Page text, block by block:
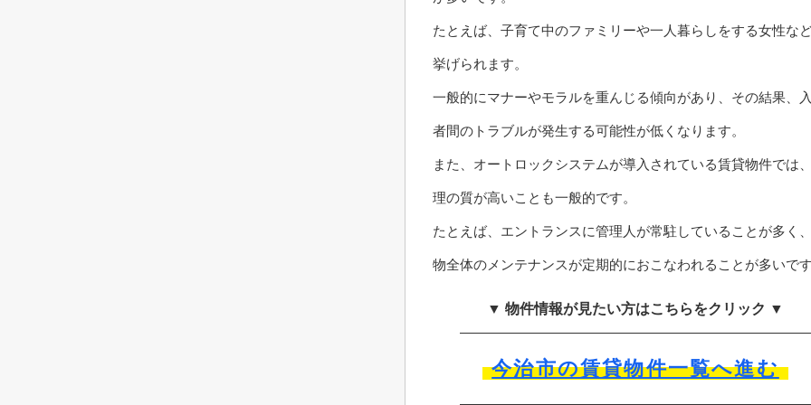
たとえば、子育て中のファミリーや一人暮らしをする女性な
挙げられます。
一般的にマナーやモラルを重んじる傾向があり、その結果、
者間のトラブルが発生する可能性が低くなります。
また、オートロックシステムが導入されている賃貸物件では
理の質が高いことも一般的です。
たとえば、エントランスに管理人が常駐していることが多く
物全体のメンテナンスが定期的におこなわれることが多いです
▼ 物件情報が見たい方はこちらをクリック ▼
今治市の賃貸物件一覧へ進む